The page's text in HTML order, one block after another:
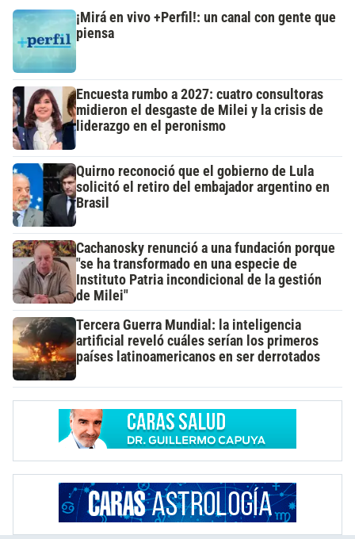
¡Mirá en vivo +Perfil!: un canal con gente que
piensa
Encuesta rumbo a 2027: cuatro consultoras
midieron el desgaste de Milei y la crisis de
liderazgo en el peronismo
Quirno reconoció que el gobierno de Lula
solicitó el retiro del embajador argentino en
Brasil
Cachanosky renunció a una fundación porque
"se ha transformado en una especie de
Instituto Patria incondicional de la gestión
de Milei"
Tercera Guerra Mundial: la inteligencia
artificial reveló cuáles serían los primeros
países latinoamericanos en ser derrotados